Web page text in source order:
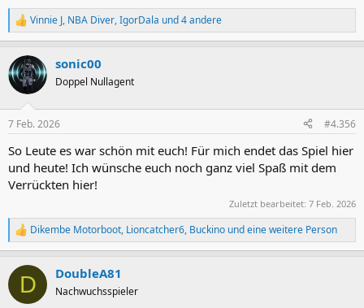
R
e
k
t
i
e
:
Vinnie J, NBA Diver,IgorDala und 4 andere
sonic00
Doppel Nullagent
7 Feb. 2026 #4.356
So Leute es war schön mit euch! Für mich endet das Spiel hier
und heute! Ich wünsche euch noch ganz viel Spaß mit dem
Verrückten hier!
Zuletzt bearbeitet: 7 Feb. 2026
R
e
k
i
Dikembe Motorboot, Lioncatcher6, Buckino und eine weitere Person
D DoubleA81
Nachwuchsspieler